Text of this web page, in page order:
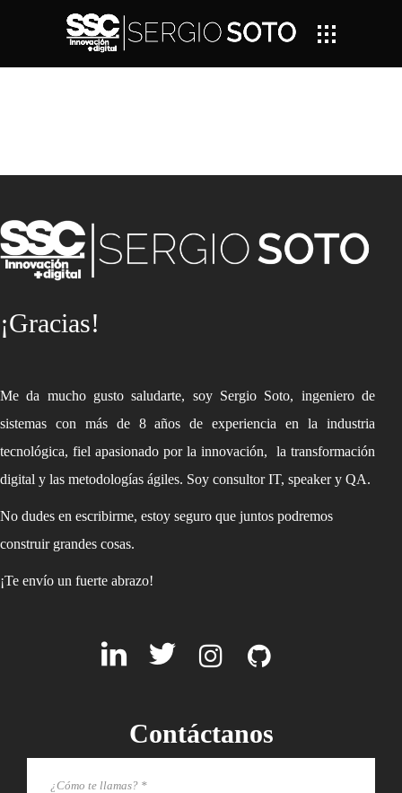
¡Gracias!
Me da mucho gusto saludarte, soy Sergio Soto, ingeniero de
sistemas con más de 8 años de experiencia en la industria
tecnológica, fiel apasionado por la innovación, la transformación
digital y las metodologías ágiles. Soy consultor IT, speaker y QA.
No dudes en escribirme, estoy seguro que juntos podremos
construir grandes cosas.
¡Te envío un fuerte abrazo!
Contáctanos